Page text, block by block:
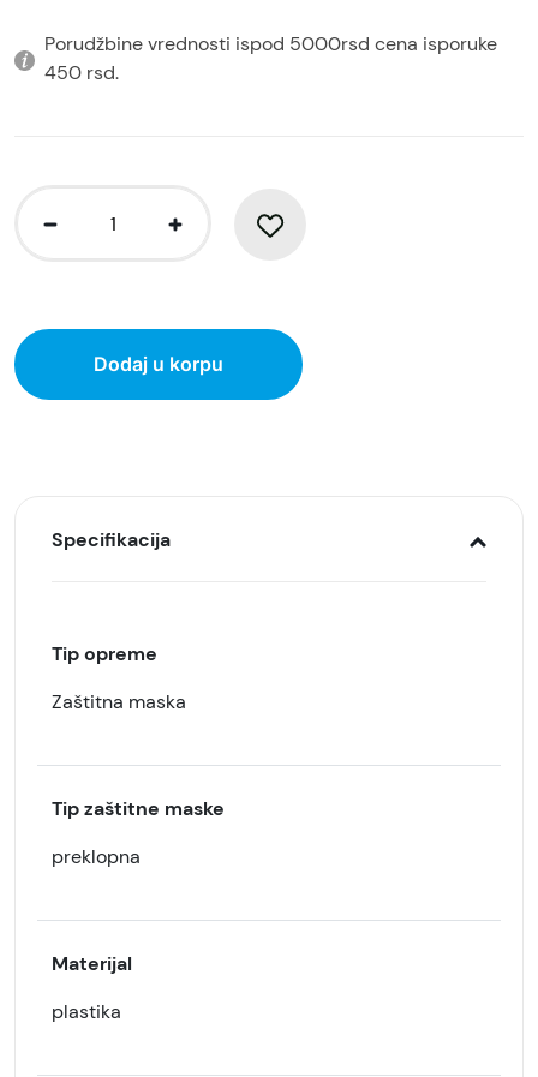
Porudžbine vrednosti ispod 5000rsd cena isporuke
450 rsd.
Dodaj u korpu
Specifikacija
Tip opreme
Zaštitna maska
Tip zaštitne maske
preklopna
Materijal
plastika